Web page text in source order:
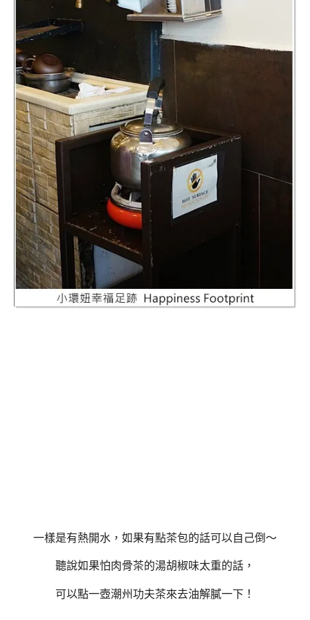
一樣是有熱開水，如果有點茶包的話可以自己倒～
聽說如果怕肉骨茶的湯胡椒味太重的話，
可以點一壺潮州功夫茶來去油解膩一下！